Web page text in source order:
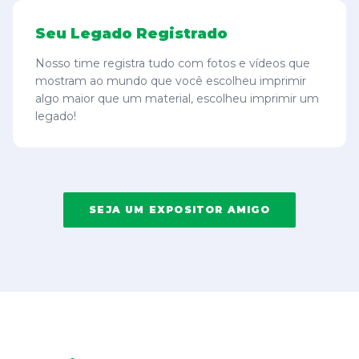
Seu Legado Registrado
Nosso time registra tudo com fotos e vídeos que
mostram ao mundo que você escolheu imprimir
algo maior que um material, escolheu imprimir um
legado!
SEJA UM EXPOSITOR AMIGO